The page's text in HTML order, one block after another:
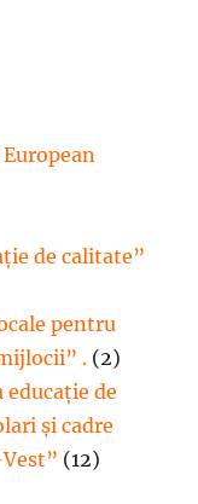
de calitate”
pentru
. (2)
educație de
și cadre
(12)